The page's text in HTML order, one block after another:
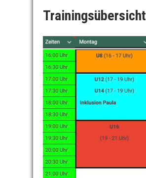
Trainingsübersicht